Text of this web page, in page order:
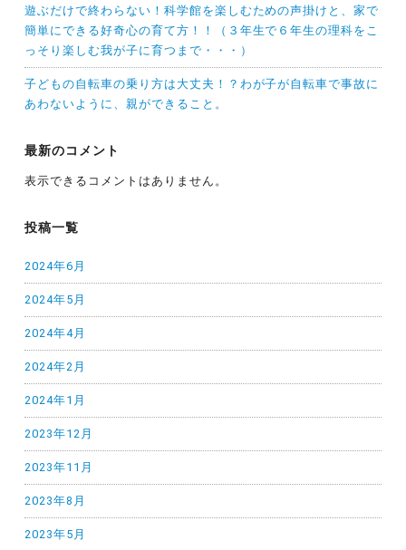
遊ぶだけで終わらない！科学館を楽しむための声掛けと、家で
簡単にできる好奇心の育て方！！（３年生で６年生の理科をこ
っそり楽しむ我が子に育つまで・・・）
子どもの自転車の乗り方は大丈夫！？わが子が自転車で事故に
あわないように、親ができること。
最新のコメント
表示できるコメントはありません。
投稿一覧
2024年6月
2024年5月
2024年4月
2024年2月
2024年1月
2023年12月
2023年11月
2023年8月
2023年5月